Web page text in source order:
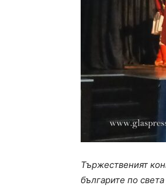
Тържественият
българите по